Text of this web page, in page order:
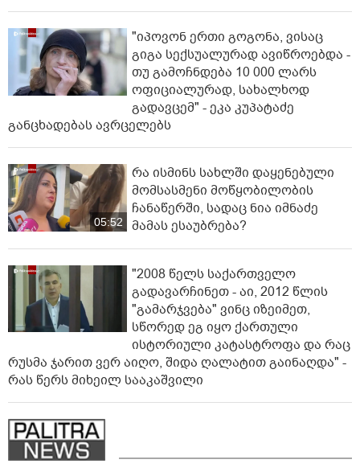
"იპოვონ ერთი გოგონა, ვისაც
გიგა სექსუალურად ავიწროებდა -
თუ გამოჩნდება 10 000 ლარს
ოფიციალურად, სახალხოდ
გადავცემ" - ეკა კუპატაძე
განცხადებას ავრცელებს
05:52
რა ისმინს სახლში დაყენებული
მომსასმენი მოწყობილობის
ჩანაწერში, სადაც ნია იმნაძე
მამას ესაუბრება?
"2008 წელს საქართველო
გადავარჩინეთ - აი, 2012 წლის
"გამარჯვება" ვინც იზეიმეთ,
სწორედ ეგ იყო ქართული
ისტორიული კატასტროფა და რაც
რუსმა ჯარით ვერ აიღო, შიდა ღალატით გაინაღდა" -
რას წერს მიხეილ სააკაშვილი